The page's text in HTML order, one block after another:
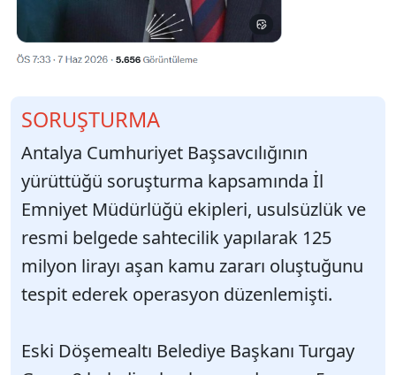
SORUŞTURMA
Antalya Cumhuriyet Başsavcılığının
yürüttüğü soruşturma kapsamında İl
Emniyet Müdürlüğü ekipleri, usulsüzlük ve
resmi belgede sahtecilik yapılarak 125
milyon lirayı aşan kamu zararı oluştuğunu
tespit ederek operasyon düzenlemişti.
Eski Döşemealtı Belediye Başkanı Turgay